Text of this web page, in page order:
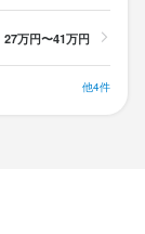
27万円〜41万円
他4件